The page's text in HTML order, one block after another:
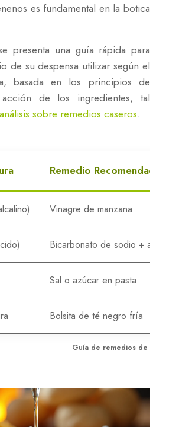
es fundamental en la botica
presenta una guía rápida para
de su despensa utilizar según el
basada en los principios de
de los ingredientes, tal
análisis sobre remedios caseros.
Guía de remedios de
Remedio Recomendado
Vinagre de manzana
Bicarbonato de sodio + agua
Sal o azúcar en pasta
Bolsita de té negro fría